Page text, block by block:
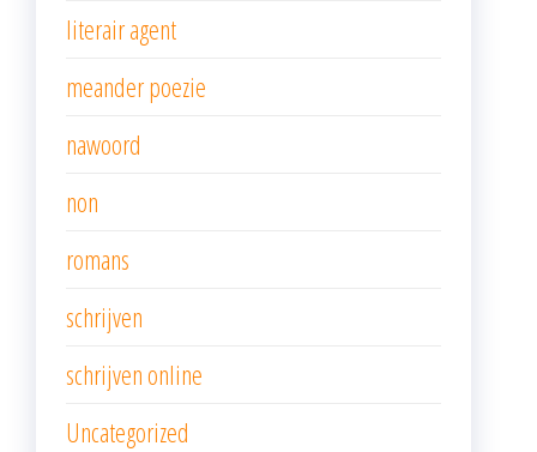
literair agent
meander poezie
nawoord
non
romans
schrijven
schrijven online
Uncategorized